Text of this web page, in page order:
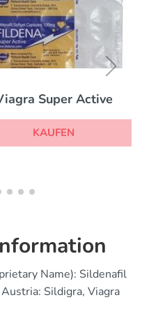
Active
Name): Sildenafil
Sildigra, Viagra